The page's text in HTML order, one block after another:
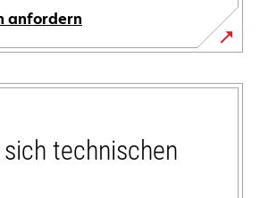
anfordern
technischen